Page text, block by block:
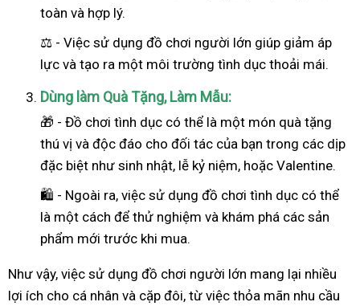
toàn và hợp lý.
⚖️ - Việc sử dụng đồ chơi người lớn giúp giảm áp
lực và tạo ra một môi trường tình dục thoải mái.
Dùng làm Quà Tặng, Làm Mẫu:
🎁 - Đồ chơi tình dục có thể là một món quà tặng
thú vị và độc đáo cho đối tác của bạn trong các dịp
đặc biệt như sinh nhật, lễ kỷ niệm, hoặc Valentine.
🛍️ - Ngoài ra, việc sử dụng đồ chơi tình dục có thể
là một cách để thử nghiệm và khám phá các sản
phẩm mới trước khi mua.
Như vậy, việc sử dụng đồ chơi người lớn mang lại nhiều
lợi ích cho cá nhân và cặp đôi, từ việc thỏa mãn nhu cầu